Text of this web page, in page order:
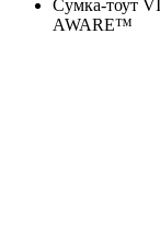
Сумка-тоут
AWARE™